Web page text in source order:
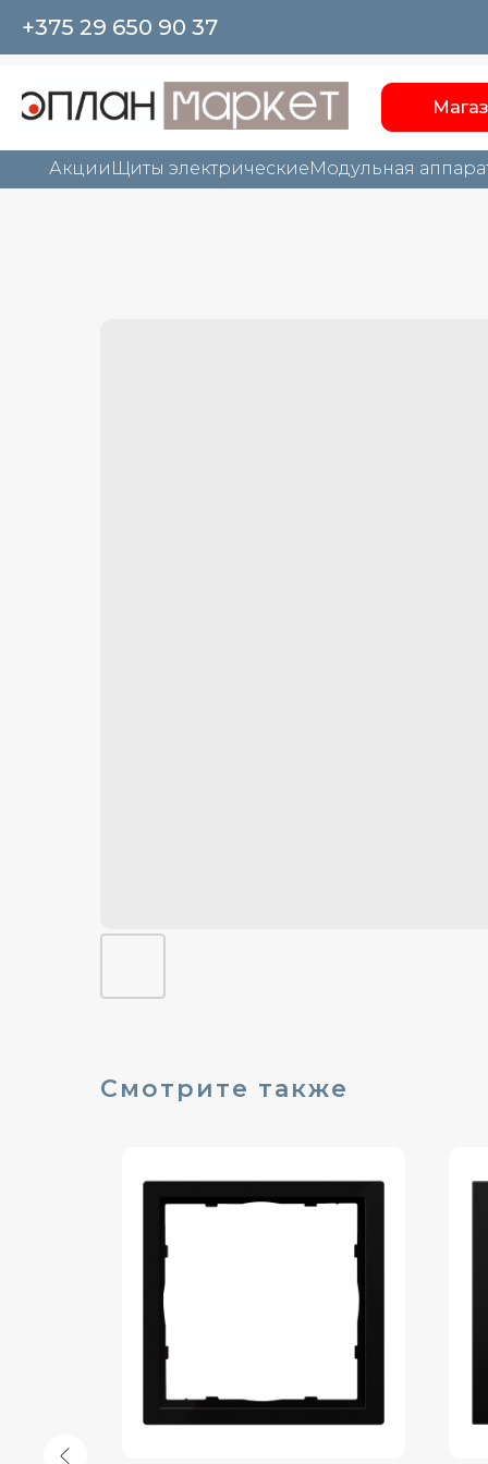
+375 29 650 90 37
Акции Щиты электрическиеМодульная
Смотрите также